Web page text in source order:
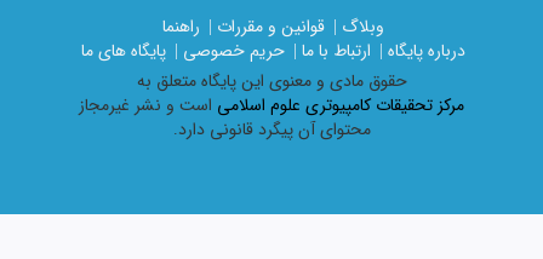
وبلاگ | قوانین و مقررات |
راهنما
درباره پایگاه |
ارتباط با ما | حریم خصوصی |
پایگاه های ما
حقوق مادی و معنوی اين پايگاه متعلق به
مرکز تحقیقات کامپیوتری علوم اسلامی است و نشر غیرمجاز
محتوای آن پیگرد قانونی دارد.